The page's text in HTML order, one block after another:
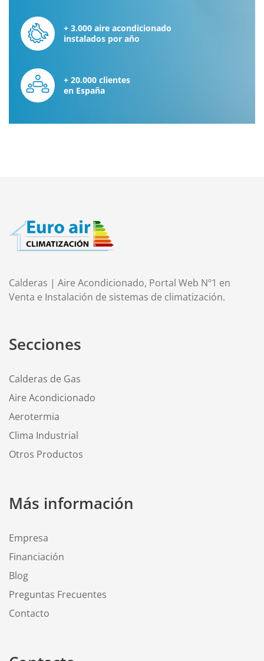
+ 3.000 aire acondicionado
instalados por año
+ 20.000 clientes
en España
Calderas | Aire Acondicionado, Portal Web Nº1 en
Venta e Instalación de sistemas de climatización.
Secciones
Calderas de Gas
Aire Acondicionado
Aerotermia
Clima Industrial
Otros Productos
Más información
Empresa
Financiación
Blog
Preguntas Frecuentes
Contacto